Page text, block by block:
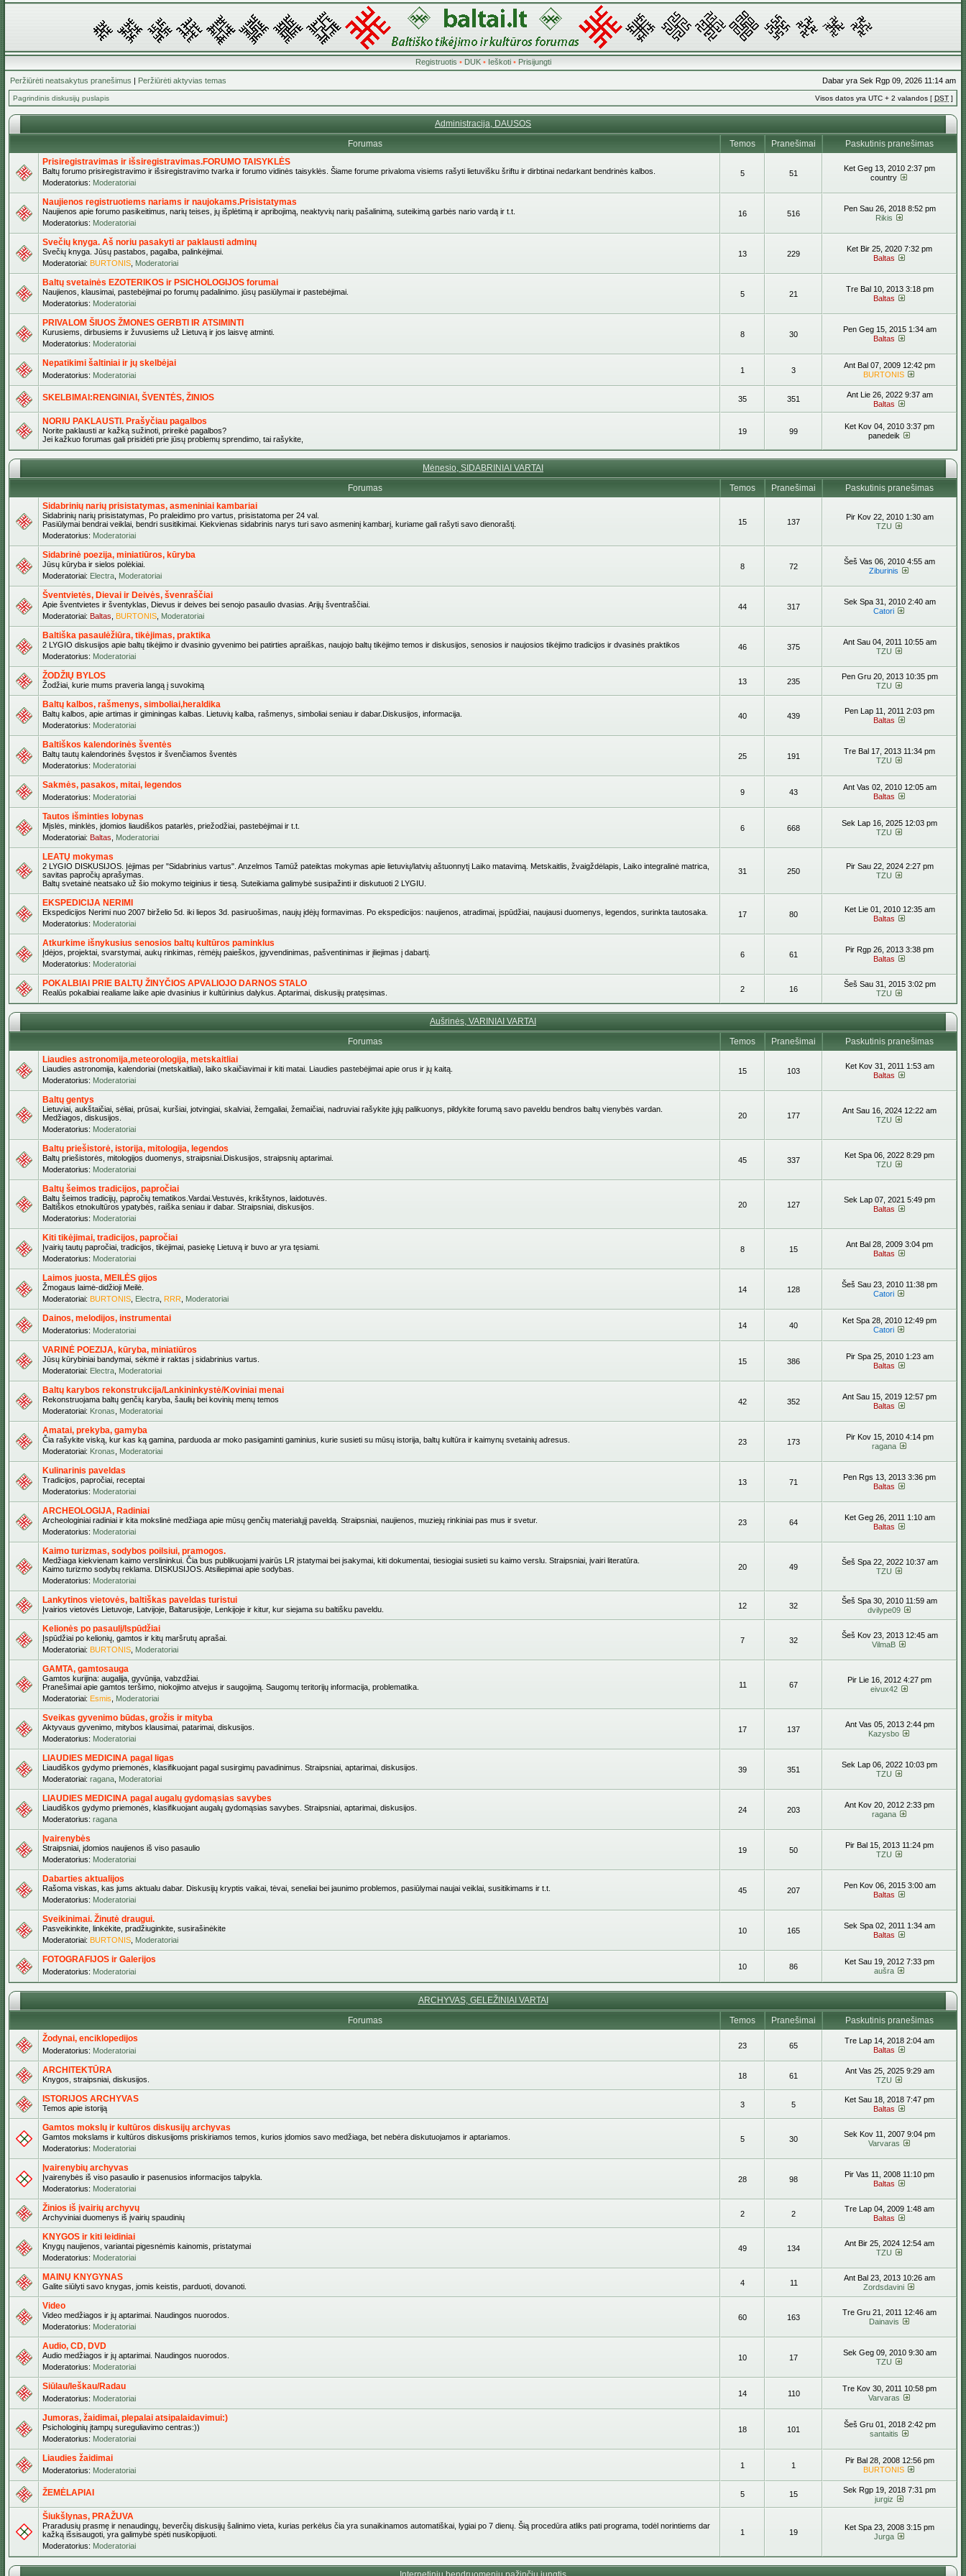
Registruotis • DUK• Ieškoti• Prisijungti
Peržiūrėti neatsakytus pranešimus | Peržiūrėti aktyvias temas Dabar yra Sek Rgp 09, 2026 11:14 am
Pagrindinis diskusijų puslapis Visos datos yra UTC + 2 valandos [ DST ]
Administracija, DAUSOS
Forumas
Temos Pranešimai
Paskutinis pranešimas
Prisiregistravimas ir išsiregistravimas.FORUMO TAISYKLĖS
Baltų forumo prisiregistravimo ir išsiregistravimo tvarka ir forumo vidinės taisyklės. Šiame forume privaloma visiems rašyti lietuvišku šriftu ir dirbtinai nedarkant bendrinės kalbos.
Moderatorius: Moderatoriai
5 51
Ket Geg 13, 2010 2:37 pm
country
Naujienos registruotiems nariams ir naujokams.Prisistatymas
Naujienos apie forumo pasikeitimus, narių teises, jų išplėtimą ir apribojimą, neaktyvių narių pašalinimą, suteikimą garbės nario vardą ir t.t.
Moderatorius: Moderatoriai
16 516
Pen Sau 26, 2018 8:52 pm
Rikis
Svečių knyga. Aš noriu pasakyti ar paklausti adminų
Svečių knyga. Jūsų pastabos, pagalba, palinkėjimai.
Moderatoriai: BURTONIS Moderatoriai
13 229
Ket Bir 25, 2020 7:32 pm
Baltas
Baltų svetainės EZOTERIKOS ir PSICHOLOGIJOS forumai
Naujienos, klausimai, pastebėjimai po forumų padalinimo. jūsų pasiūlymai ir pastebėjimai.
Moderatorius: Moderatoriai
5 21
Tre Bal 10, 2013 3:18 pm
Baltas
PRIVALOM ŠIUOS ŽMONES GERBTI IR ATSIMINTI
Kurusiems, dirbusiems ir žuvusiems už Lietuvą ir jos laisvę atminti.
Moderatorius: Moderatoriai
8 30
Pen Geg 15, 2015 1:34 am
Baltas
Nepatikimi šaltiniai ir jų skelbėjai
Moderatorius: Moderatoriai
1 3
Ant Bal 07, 2009 12:42 pm
BURTONIS
SKELBIMAI:RENGINIAI, ŠVENTĖS, ŽINIOS 35 351
Ant Lie 26, 2022 9:37 am
Baltas
NORIU PAKLAUSTI. Prašyčiau pagalbos
Norite paklausti ar kažką sužinoti, prireikė pagalbos?
Jei kažkuo forumas gali prisidėti prie jūsų problemų sprendimo, tai rašykite,
19 99
Ket Kov 04, 2010 3:37 pm
panedeik
Mėnesio, SIDABRINIAI VARTAI
Forumas
Temos Pranešimai
Paskutinis pranešimas
Sidabrinių narių prisistatymas, asmeniniai kambariai
Sidabrinių narių prisistatymas, Po praleidimo pro vartus, prisistatoma per 24 val.
Pasiūlymai bendrai veiklai, bendri susitikimai. Kiekvienas sidabrinis narys turi savo asmeninį kambarį, kuriame gali rašyti savo dienoraštį.
Moderatorius: Moderatoriai
15 137
Pir Kov 22, 2010 1:30 am
TZU
Sidabrinė poezija, miniatiūros, kūryba
Jūsų kūryba ir sielos polėkiai.
Moderatoriai: Electra Moderatoriai
8 72
Šeš Vas 06, 2010 4:55 am
Ziburinis
Šventvietės, Dievai ir Deivės, švenraščiai
Apie šventvietes ir šventyklas, Dievus ir deives bei senojo pasaulio dvasias. Arijų šventraščiai.
Moderatoriai: Baltas BURTONIS Moderatoriai
44 317
Sek Spa 31, 2010 2:40 am
Catori
Baltiška pasaulėžiūra, tikėjimas, praktika
2 LYGIO diskusijos apie baltų tikėjimo ir dvasinio gyvenimo bei patirties apraiškas, naujojo baltų tikėjimo temos ir diskusijos, senosios ir naujosios tikėjimo tradicijos ir dvasinės praktikos
Moderatorius: Moderatoriai
46 375
Ant Sau 04, 2011 10:55 am
TZU
ŽODŽIŲ BYLOS
Žodžiai, kurie mums praveria langą į suvokimą 13 235
Pen Gru 20, 2013 10:35 pm
TZU
Baltų kalbos, rašmenys, simboliai,heraldika
Baltų kalbos, apie artimas ir giminingas kalbas. Lietuvių kalba, rašmenys, simboliai seniau ir dabar.Diskusijos, informacija.
Moderatorius: Moderatoriai
40 439
Pen Lap 11, 2011 2:03 pm
Baltas
Baltiškos kalendorinės šventės
Baltų tautų kalendorinės švęstos ir švenčiamos šventės
Moderatorius: Moderatoriai
25 191
Tre Bal 17, 2013 11:34 pm
TZU
Sakmės, pasakos, mitai, legendos
Moderatorius: Moderatoriai
9 43
Ant Vas 02, 2010 12:05 am
Baltas
Tautos išminties lobynas
Mįslės, minklės, įdomios liaudiškos patarlės, priežodžiai, pastebėjimai ir t.t.
Moderatoriai: Baltas Moderatoriai
6 668
Sek Lap 16, 2025 12:03 pm
TZU
LEATŲ mokymas
2 LYGIO DISKUSIJOS. Įėjimas per "Sidabrinius vartus". Anzelmos Tamūž pateiktas mokymas apie lietuvių/latvių aštuonnytį Laiko matavimą. Metskaitlis, žvaigždėlapis, Laiko integralinė matrica,
savitas papročių aprašymas.
Baltų svetainė neatsako už šio mokymo teiginius ir tiesą. Suteikiama galimybė susipažinti ir diskutuoti 2 LYGIU.
31 250
Pir Sau 22, 2024 2:27 pm
TZU
EKSPEDICIJA NERIMI
Ekspedicijos Nerimi nuo 2007 birželio 5d. iki liepos 3d. pasiruošimas, naujų įdėjų formavimas. Po ekspedicijos: naujienos, atradimai, įspūdžiai, naujausi duomenys, legendos, surinkta tautosaka.
Moderatorius: Moderatoriai
17 80
Ket Lie 01, 2010 12:35 am
Baltas
Atkurkime išnykusius senosios baltų kultūros paminklus
Įdėjos, projektai, svarstymai, aukų rinkimas, rėmėjų paieškos, įgyvendinimas, pašventinimas ir įliejimas į dabartį.
Moderatorius: Moderatoriai
6 61
Pir Rgp 26, 2013 3:38 pm
Baltas
POKALBIAI PRIE BALTŲ ŽINYČIOS APVALIOJO DARNOS STALO
Realūs pokalbiai realiame laike apie dvasinius ir kultūrinius dalykus. Aptarimai, diskusijų pratęsimas. 2 16
Šeš Sau 31, 2015 3:02 pm
TZU
Aušrinės, VARINIAI VARTAI
Forumas
Temos Pranešimai
Paskutinis pranešimas
Liaudies astronomija,meteorologija, metskaitliai
Liaudies astronomija, kalendoriai (metskaitliai), laiko skaičiavimai ir kiti matai. Liaudies pastebėjimai apie orus ir jų kaitą.
Moderatorius: Moderatoriai
15 103
Ket Kov 31, 2011 1:53 am
Baltas
Baltų gentys
Lietuviai, aukštaičiai, sėliai, prūsai, kuršiai, jotvingiai, skalviai, žemgaliai, žemaičiai, nadruviai rašykite jųjų palikuonys, pildykite forumą savo paveldu bendros baltų vienybės vardan.
Medžiagos, diskusijos.
Moderatorius: Moderatoriai
20 177
Ant Sau 16, 2024 12:22 am
TZU
Baltų priešistorė, istorija, mitologija, legendos
Baltų priešistorės, mitologijos duomenys, straipsniai.Diskusijos, straipsnių aptarimai.
Moderatorius: Moderatoriai
45 337
Ket Spa 06, 2022 8:29 pm
TZU
Baltų šeimos tradicijos, papročiai
Baltų šeimos tradicijų, papročių tematikos.Vardai.Vestuvės, krikštynos, laidotuvės.
Baltiškos etnokultūros ypatybės, raiška seniau ir dabar. Straipsniai, diskusijos.
Moderatorius: Moderatoriai
20 127
Sek Lap 07, 2021 5:49 pm
Baltas
Kiti tikėjimai, tradicijos, papročiai
Įvairių tautų papročiai, tradicijos, tikėjimai, pasiekę Lietuvą ir buvo ar yra tęsiami.
Moderatorius: Moderatoriai
8 15
Ant Bal 28, 2009 3:04 pm
Baltas
Laimos juosta, MEILĖS gijos
Žmogaus laimė-didžioji Meilė.
Moderatoriai: BURTONIS Electra RRR Moderatoriai
14 128
Šeš Sau 23, 2010 11:38 pm
Catori
Dainos, melodijos, instrumentai
Moderatorius: Moderatoriai
14 40
Ket Spa 28, 2010 12:49 pm
Catori
VARINĖ POEZIJA, kūryba, miniatiūros
Jūsų kūrybiniai bandymai, sėkmė ir raktas į sidabrinius vartus.
Moderatoriai: Electra Moderatoriai
15 386
Pir Spa 25, 2010 1:23 am
Baltas
Baltų karybos rekonstrukcija/Lankininkystė/Koviniai menai
Rekonstruojama baltų genčių karyba, šaulių bei kovinių menų temos
Moderatoriai: Kronas Moderatoriai
42 352
Ant Sau 15, 2019 12:57 pm
Baltas
Amatai, prekyba, gamyba
Čia rašykite viską, kur kas ką gamina, parduoda ar moko pasigaminti gaminius, kurie susieti su mūsų istorija, baltų kultūra ir kaimynų svetainių adresus.
Moderatoriai: Kronas Moderatoriai
23 173
Pir Kov 15, 2010 4:14 pm
ragana
Kulinarinis paveldas
Tradicijos, papročiai, receptai
Moderatorius: Moderatoriai
13 71
Pen Rgs 13, 2013 3:36 pm
Baltas
ARCHEOLOGIJA, Radiniai
Archeologiniai radiniai ir kita mokslinė medžiaga apie mūsų genčių materialųjį paveldą. Straipsniai, naujienos, muziejų rinkiniai pas mus ir svetur.
Moderatorius: Moderatoriai
23 64
Ket Geg 26, 2011 1:10 am
Baltas
Kaimo turizmas, sodybos poilsiui, pramogos.
Medžiaga kiekvienam kaimo verslininkui. Čia bus publikuojami įvairūs LR įstatymai bei įsakymai, kiti dokumentai, tiesiogiai susieti su kaimo verslu. Straipsniai, įvairi literatūra.
Kaimo turizmo sodybų reklama. DISKUSIJOS. Atsiliepimai apie sodybas.
Moderatorius: Moderatoriai
20 49
Šeš Spa 22, 2022 10:37 am
TZU
Lankytinos vietovės, baltiškas paveldas turistui
Įvairios vietovės Lietuvoje, Latvijoje, Baltarusijoje, Lenkijoje ir kitur, kur siejama su baltišku paveldu. 12 32
Šeš Spa 30, 2010 11:59 am
dvilype09
Kelionės po pasaulį/Ispūdžiai
Įspūdžiai po kelionių, gamtos ir kitų maršrutų aprašai.
Moderatoriai: BURTONIS Moderatoriai
7 32
Šeš Kov 23, 2013 12:45 am
VilmaB
GAMTA, gamtosauga
Gamtos kurijina: augalija, gyvūnija, vabzdžiai.
Pranešimai apie gamtos teršimo, niokojimo atvejus ir saugojimą. Saugomų teritorijų informacija, problematika.
Moderatoriai: Esmis Moderatoriai
11 67
Pir Lie 16, 2012 4:27 pm
eivux42
Sveikas gyvenimo būdas, grožis ir mityba
Aktyvaus gyvenimo, mitybos klausimai, patarimai, diskusijos.
Moderatorius: Moderatoriai
17 137
Ant Vas 05, 2013 2:44 pm
Kazysbo
LIAUDIES MEDICINA pagal ligas
Liaudiškos gydymo priemonės, klasifikuojant pagal susirgimų pavadinimus. Straipsniai, aptarimai, diskusijos.
Moderatoriai: ragana Moderatoriai
39 351
Sek Lap 06, 2022 10:03 pm
TZU
LIAUDIES MEDICINA pagal augalų gydomąsias savybes
Liaudiškos gydymo priemonės, klasifikuojant augalų gydomąsias savybes. Straipsniai, aptarimai, diskusijos.
Moderatorius: ragana
24 203
Ant Kov 20, 2012 2:33 pm
ragana
Įvairenybės
Straipsniai, įdomios naujienos iš viso pasaulio
Moderatorius: Moderatoriai
19 50
Pir Bal 15, 2013 11:24 pm
TZU
Dabarties aktualijos
Rašoma viskas, kas jums aktualu dabar. Diskusijų kryptis vaikai, tėvai, seneliai bei jaunimo problemos, pasiūlymai naujai veiklai, susitikimams ir t.t.
Moderatorius: Moderatoriai
45 207
Pen Kov 06, 2015 3:00 am
Baltas
Sveikinimai. Žinutė draugui.
Pasveikinkite, linkėkite, pradžiuginkite, susirašinėkite
Moderatoriai: BURTONIS Moderatoriai
10 165
Sek Spa 02, 2011 1:34 am
Baltas
FOTOGRAFIJOS ir Galerijos
Moderatorius: Moderatoriai
10 86
Ket Sau 19, 2012 7:33 pm
aušra
ARCHYVAS, GELEŽINIAI VARTAI
Forumas
Temos Pranešimai
Paskutinis pranešimas
Žodynai, enciklopedijos
Moderatorius: Moderatoriai
23 65
Tre Lap 14, 2018 2:04 am
Baltas
ARCHITEKTŪRA
Knygos, straipsniai, diskusijos. 18 61
Ant Vas 25, 2025 9:29 am
TZU
ISTORIJOS ARCHYVAS
Temos apie istoriją 3 5
Ket Sau 18, 2018 7:47 pm
Baltas
Gamtos mokslų ir kultūros diskusijų archyvas
Gamtos mokslams ir kultūros diskusijoms priskiriamos temos, kurios įdomios savo medžiaga, bet nebėra diskutuojamos ir aptariamos.
Moderatorius: Moderatoriai
5 30
Sek Kov 11, 2007 9:04 pm
Varvaras
Įvairenybių archyvas
Įvairenybės iš viso pasaulio ir pasenusios informacijos talpykla.
Moderatorius: Moderatoriai
28 98
Pir Vas 11, 2008 11:10 pm
Baltas
Žinios iš įvairių archyvų
Archyviniai duomenys iš įvairių spaudinių 2 2
Tre Lap 04, 2009 1:48 am
Baltas
KNYGOS ir kiti leidiniai
Knygų naujienos, variantai pigesnėmis kainomis, pristatymai
Moderatorius: Moderatoriai
49 134
Ant Bir 25, 2024 12:54 am
TZU
MAINŲ KNYGYNAS
Galite siūlyti savo knygas, jomis keistis, parduoti, dovanoti. 4 11
Ant Bal 23, 2013 10:26 am
Zordsdavini
Video
Video medžiagos ir jų aptarimai. Naudingos nuorodos.
Moderatorius: Moderatoriai
60 163
Tre Gru 21, 2011 12:46 am
Dainavis
Audio, CD, DVD
Audio medžiagos ir jų aptarimai. Naudingos nuorodos.
Moderatorius: Moderatoriai
10 17
Sek Geg 09, 2010 9:30 am
TZU
Siūlau/Ieškau/Radau
Moderatorius: Moderatoriai
14 110
Tre Kov 30, 2011 10:58 pm
Varvaras
Jumoras, žaidimai, plepalai atsipalaidavimui:)
Psichologinių įtampų sureguliavimo centras:))
Moderatorius: Moderatoriai
18 101
Šeš Gru 01, 2018 2:42 pm
santaitis
Liaudies žaidimai
Moderatorius: Moderatoriai
1 1
Pir Bal 28, 2008 12:56 pm
BURTONIS
ŽEMĖLAPIAI 5 15
Sek Rgp 19, 2018 7:31 pm
jurgiz
Šiukšlynas, PRAŽUVA
Praradusių prasmę ir nenaudingų, beverčių diskusijų šalinimo vieta, kurias perkėlus čia yra sunaikinamos automatiškai, lygiai po 7 dienų. Šią procedūra atliks pati programa, todėl norintiems dar
kažką išsisaugoti, yra galimybė spėti nusikopijuoti.
Moderatorius: Moderatoriai
1 19
Ket Spa 23, 2008 3:15 pm
Jurga